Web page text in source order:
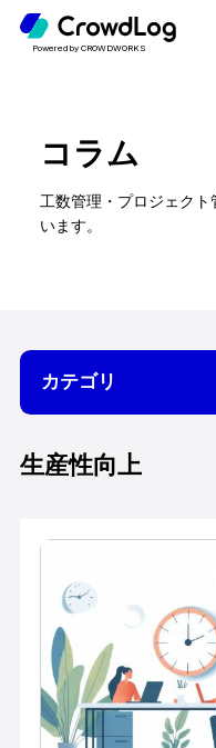
Powered by CROWDWORKS
コラム
工数管理・プロジェク
います。
カテゴリ
ガントチャート
プロジェクト管理
内部統制
勤怠管
工程管理
生産性
進捗管理
生産性向上